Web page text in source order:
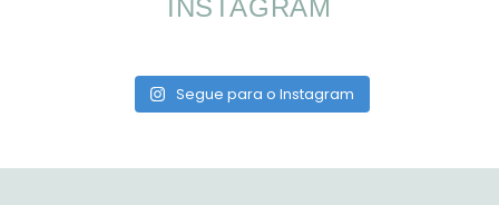
INSTAGRAM
Segue para o Instagram